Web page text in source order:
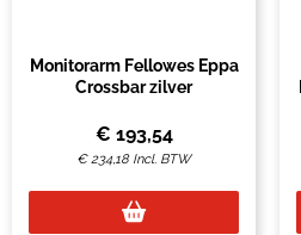
Monitorarm Fellowes Eppa
Crossbar zilver
€ 193,54
€234,18 Incl. BTW